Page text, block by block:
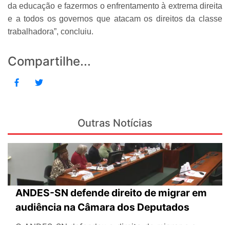
da educação e fazermos o enfrentamento à extrema direita
e a todos os governos que atacam os direitos da classe
trabalhadora”, concluiu.
Compartilhe...
Outras Notícias
ANDES-SN defende direito de migrar em
audiência na Câmara dos Deputados